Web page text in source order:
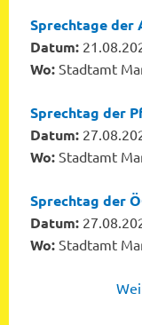
Sprechtage der
Datum:
Wo: Stadtamt
Sprechtag der
Datum:
Wo: Stadtamt
Sprechtag der
Datum:
Wo: Stadtamt